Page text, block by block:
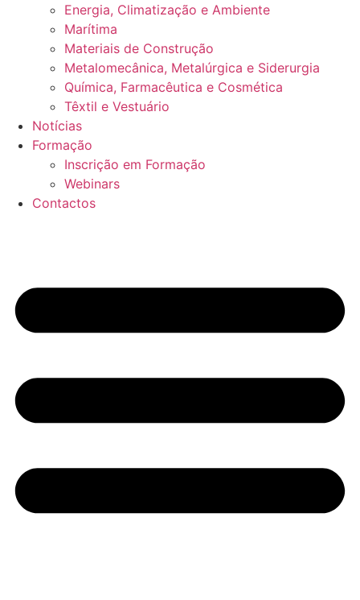
Energia, Climatização e Ambiente
Marítima
Materiais de Construção
Metalomecânica, Metalúrgica e Siderurgia
Química, Farmacêutica e Cosmética
Têxtil e Vestuário
Notícias
Formação
Inscrição em Formação
Webinars
Contactos